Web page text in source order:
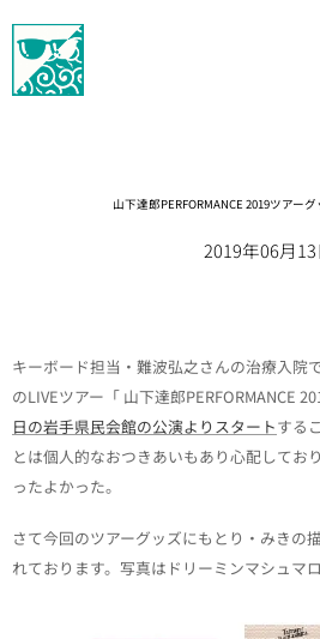
山下達郎PERFORMANCE 2019ツアー
2019年06月13
キーボード担当・難波弘之さんの治療入院
のLIVEツアー「 山下達郎PERFORMANCE
日の岩手県民会館の公演よりスタートする
とは個人的なおつきあいもあり心配してお
ったよかった。
さて今回のツアーグッズにもとり・みきの
れております。写真はドリーミンマシュマ